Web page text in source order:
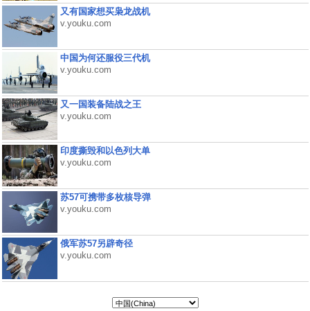
又有国家想买枭龙战机
v.youku.com
中国为何还服役三代机
v.youku.com
又一国装备陆战之王
v.youku.com
印度撕毁和以色列大单
v.youku.com
苏57可携带多枚核导弹
v.youku.com
俄军苏57另辟奇径
v.youku.com